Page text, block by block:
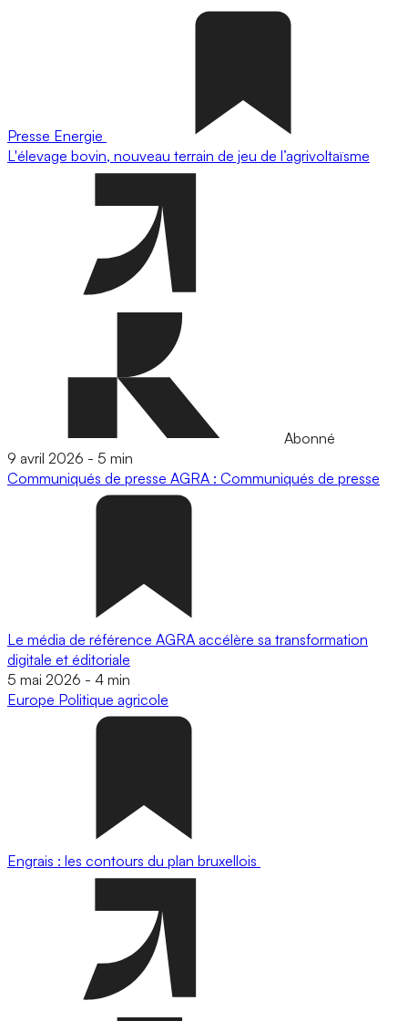
Presse Energie
L'élevage bovin, nouveau terrain de jeu de l’agrivoltaïsme
Abonné
9 avril 2026 - 5 min
Communiqués de presse AGRA : Communiqués de presse
Le média de référence AGRA accélère sa transformation
digitale et éditoriale
5 mai 2026 - 4 min
Europe Politique agricole
Engrais : les contours du plan bruxellois